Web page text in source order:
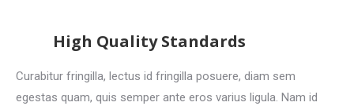
High Quality Standards
Curabitur fringilla, lectus id fringilla posuere, diam sem
egestas quam, quis semper ante eros varius ligula. Nam id